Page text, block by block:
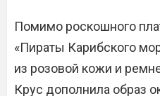
Помимо роскошного
«Пираты Карибского
из розовой кожи и
Крус дополнила образ